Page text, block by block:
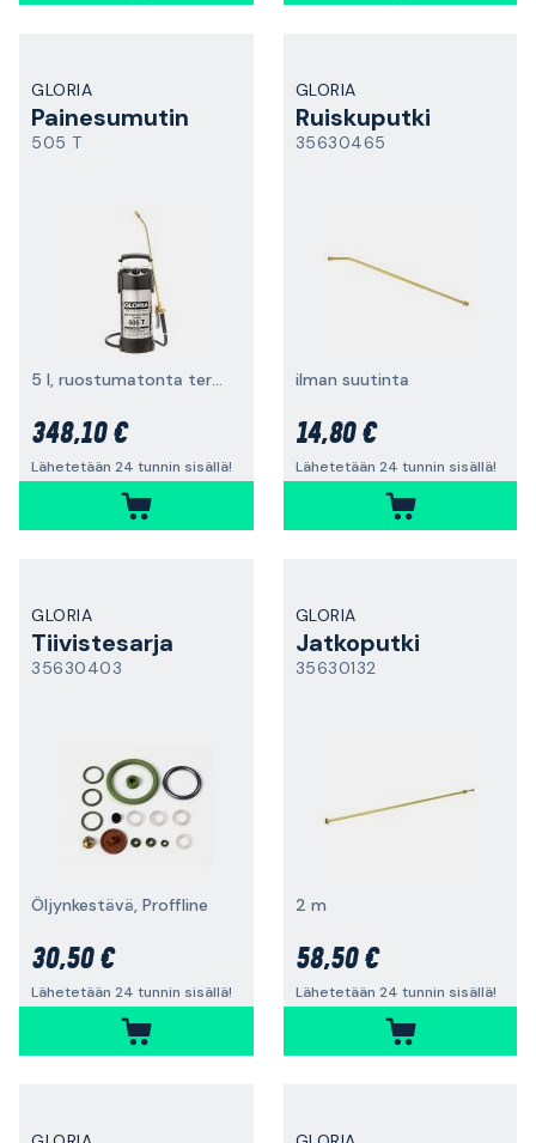
GLORIA
Painesumutin
505 T
5 l, ruostumatonta terästä
348,10 €
Lähetetään 24 tunnin sisällä!
GLORIA
Ruiskuputki
35630465
ilman suutinta
14,80 €
Lähetetään 24 tunnin sisällä!
GLORIA
Tiivistesarja
35630403
Öljynkestävä, Proffline
30,50 €
Lähetetään 24 tunnin sisällä!
GLORIA
Jatkoputki
35630132
2 m
58,50 €
Lähetetään 24 tunnin sisällä!